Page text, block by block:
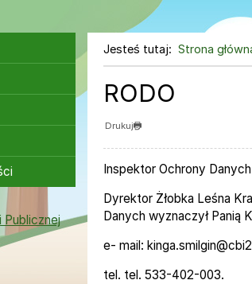
Jesteś tutaj: Strona
RODO
Drukuj
Inspektor Ochrony
Dyrektor Żłobka Leśna
Danych wyznaczył Panią
e- mail:
tel. tel. 533-402-003.